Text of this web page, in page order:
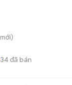
mới)
34đã bán